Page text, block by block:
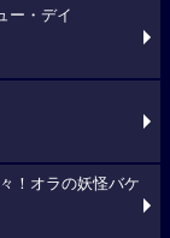
ー・デイ
！オラの妖怪バケ